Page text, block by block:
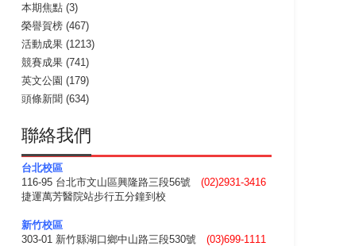
本期焦點 (3)
榮譽賀榜 (467)
活動成果 (1213)
競賽成果 (741)
英文公園 (179)
頭條新聞 (634)
聯絡我們
台北校區
116-95 台北市文山區興隆路三段56號 (02)2931-3416
捷運萬芳醫院站步行五分鐘到校
新竹校區
303-01 新竹縣湖口鄉中山路三段530號 (03)699-1111